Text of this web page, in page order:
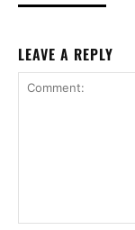
LEAVE A REPLY